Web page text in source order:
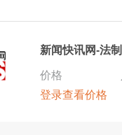
新闻快讯网-法制
价格
登录查看价格